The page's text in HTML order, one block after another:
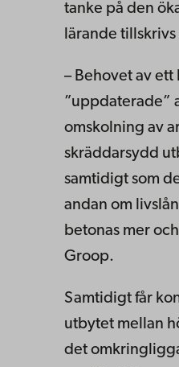
tanke på den
lärande tillskrivs
– Behovet av
”uppdaterade”
omskolning av
skräddarsydd
samtidigt som
andan om
betonas mer
Groop.
Samtidigt får
utbytet mellan
det